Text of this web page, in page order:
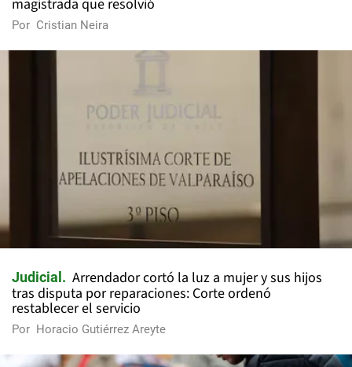
magistrada que resolvió
Por Cristian Neira
Judicial
Arrendador cortó la luz a mujer y sus hijos
tras disputa por reparaciones: Corte ordenó
restablecer el servicio
Por Horacio Gutiérrez Areyte